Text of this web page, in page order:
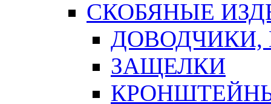
СКОБЯНЫЕ
ЗАЩЕЛКИ